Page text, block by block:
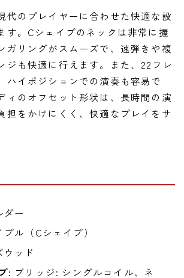
代のプレイヤーに合わせた快適な設
す。Cシェイプのネックは非常に握
ガリングがスムーズで、速弾きや複
ジも快適に行えます。また、22フレ
ハイポジションでの演奏も容易で
ィのオフセット形状は、長時間の演
担をかけにくく、快適なプレイをサ
ダー
プル（Cシェイプ）
ウッド
: ブリッジ: シングルコイル、ネ